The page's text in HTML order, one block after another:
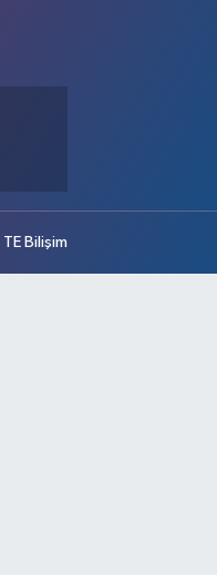
TE Bilişim